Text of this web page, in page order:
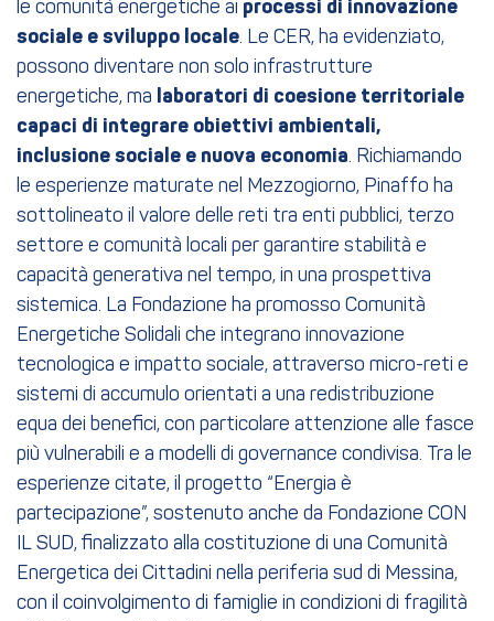
le comunità energetiche ai processi di innovazione
sociale e sviluppo locale. Le CER, ha evidenziato,
possono diventare non solo infrastrutture
energetiche, ma
laboratori di coesione territoriale
capaci di integrare obiettivi ambientali,
inclusione sociale e nuova economia. Richiamando
le esperienze maturate nel Mezzogiorno, Pinaffo ha
sottolineato il valore delle reti tra enti pubblici, terzo
settore e comunità locali per garantire stabilità e
capacità generativa nel tempo, in una prospettiva
sistemica. La Fondazione ha promosso Comunità
Energetiche Solidali che integrano innovazione
tecnologica e impatto sociale, attraverso micro-reti e
sistemi di accumulo orientati a una redistribuzione
equa dei benefici, con particolare attenzione alle fasce
più vulnerabili e a modelli di governance condivisa. Tra le
esperienze citate, il progetto “Energia è
partecipazione”, sostenuto anche da Fondazione CON
IL SUD, finalizzato alla costituzione di una Comunità
Energetica dei Cittadini nella periferia sud di Messina,
con il coinvolgimento di famiglie in condizioni di fragilità